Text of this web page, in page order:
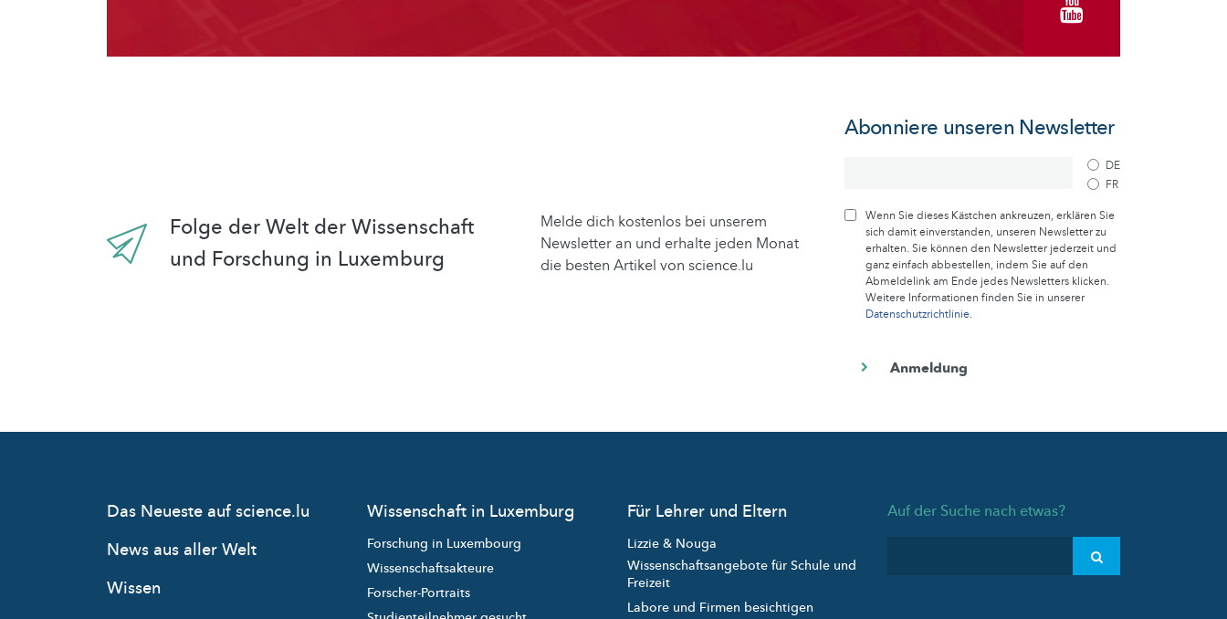
Folge der Welt der Wissenschaft
und Forschung in Luxemburg
Melde dich kostenlos bei unserem
Newsletter an und erhalte jeden Monat
die besten Artikel von science.lu
Abonniere unseren Newsletter
DE
FR
Wenn Sie dieses Kästchen ankreuzen, erklären Sie
sich damit einverstanden, unseren Newsletter zu
erhalten. Sie können den Newsletter jederzeit und
ganz einfach abbestellen, indem Sie auf den
Abmeldelink am Ende jedes Newsletters klicken.
Weitere Informationen finden Sie in unserer
Datenschutzrichtlinie.
Das Neueste auf science.lu
News aus aller Welt
Wissen
Wissenschaft in Luxemburg
Forschung in Luxembourg
Wissenschaftsakteure
Forscher-Portraits
Für Lehrer und Eltern
Lizzie & Nouga
Wissenschaftsangebote für Schule und
Freizeit
Labore und Firmen besichtigen
Auf der Suche nach etwas?